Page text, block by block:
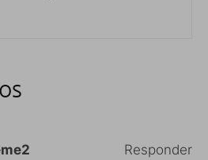
Responder